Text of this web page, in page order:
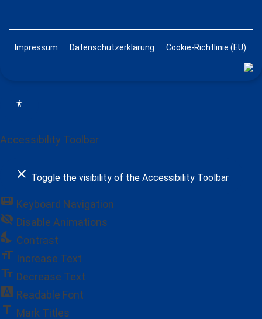
Impressum Datenschutzerklärung Cookie-Richtlinie (EU)
Accessibility Toolbar
close Toggle the visibility of the Accessibility Toolbar
keyboard Keyboard Navigation
visibility_off Disable Animations
nights_stay Contrast
format_size Increase Text
text_fields Decrease Text
font_download Readable Font
title Mark Titles